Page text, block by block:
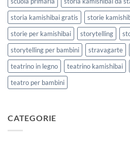
storia kamishibai gratis
storie
storie per kamishibai
storytelling
storytelling per bambini
stravagarte
teatrino in legno
teatrino kamishibai
teatro per bambini
CATEGORIE